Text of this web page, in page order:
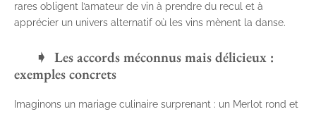
rares obligent l’amateur de vin à prendre du recul et à
apprécier un univers alternatif où les vins mènent la danse.
Les accords méconnus mais délicieux :
exemples concrets
Imaginons un mariage culinaire surprenant : un Merlot rond et